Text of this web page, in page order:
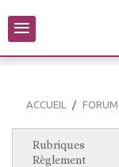
≡
ACCUEIL FORUM
Rubriques
Règlement